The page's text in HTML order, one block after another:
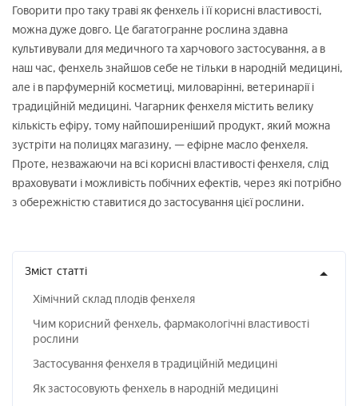
Говорити про таку траві як фенхель і її корисні властивості,
можна дуже довго. Це багатогранне рослина здавна
культивували для медичного та харчового застосування, а в
наш час, фенхель знайшов себе не тільки в народній медицині,
але і в парфумерній косметиці, миловарінні, ветеринарії і
традиційній медицині. Чагарник фенхеля містить велику
кількість ефіру, тому найпоширеніший продукт, який можна
зустріти на полицях магазину, — ефірне масло фенхеля.
Проте, незважаючи на всі корисні властивості фенхеля, слід
враховувати і можливість побічних ефектів, через які потрібно
з обережністю ставитися до застосування цієї рослини.
Зміст статті
Хімічний склад плодів фенхеля
Чим корисний фенхель, фармакологічні властивості
рослини
Застосування фенхеля в традиційній медицині
Як застосовують фенхель в народній медицині